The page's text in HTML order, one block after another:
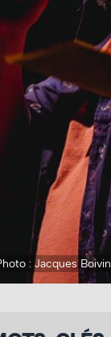
: Jacques Boivin